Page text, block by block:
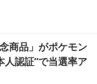
商品」がポケモン
人認証”で当選率ア